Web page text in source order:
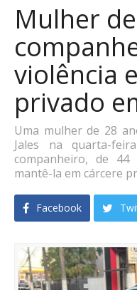
Mulher
violência
privado
Uma mulher de 28
Jales na quarta-
companheiro, de
mantê-la em cárcere
Facebook